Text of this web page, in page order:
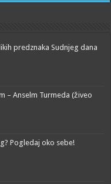
predznaka Sudnjeg dana
– Anselm Turmeda (živeo
Pogledaj oko sebe!